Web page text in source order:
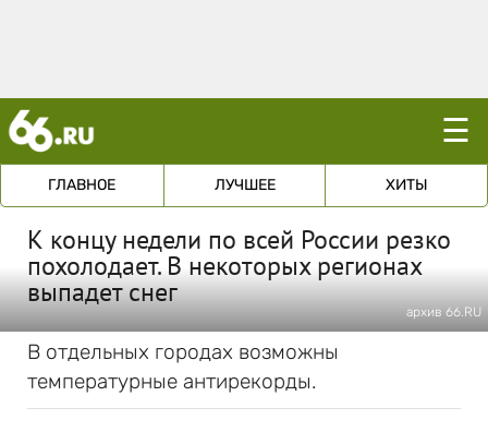
☰
ГЛАВНОЕ ЛУЧШЕЕ ХИТЫ
К концу недели по всей России резко
похолодает. В некоторых регионах
выпадет снег
архив 66.RU
В отдельных городах возможны
температурные антирекорды.